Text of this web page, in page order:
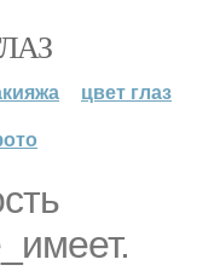
цвет глаз